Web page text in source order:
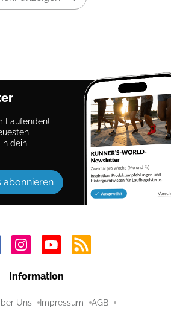
Laufenden!
dein
abonnieren
Information
Uns Impressum AGB